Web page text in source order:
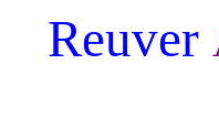
Reuver